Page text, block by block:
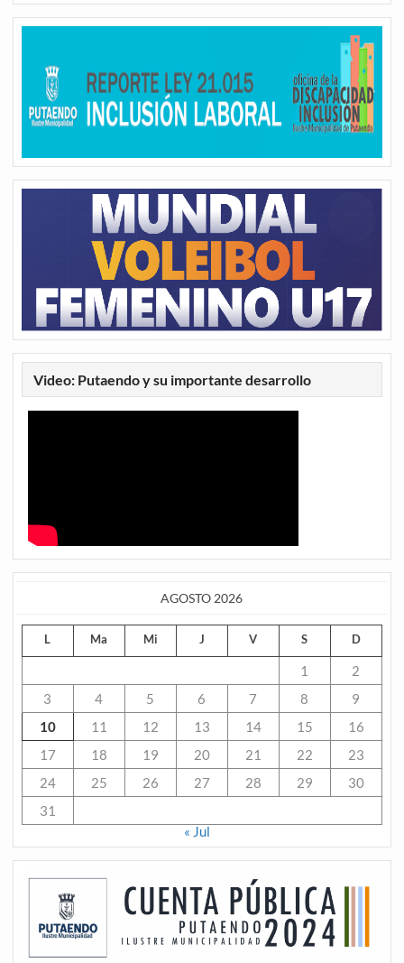
Video: Putaendo y su importante desarrollo
AGOSTO 2026
L Ma Mi J V S D
1
2
3
4 5 6 7 8
9
10
11 12 13 14 15
16
17
18 19 20 21 22
23
24
25 26 27 28 29
30
31
« Jul